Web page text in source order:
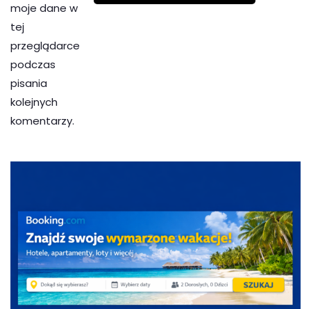
moje dane w
tej
przeglądarce
podczas
pisania
kolejnych
komentarzy.